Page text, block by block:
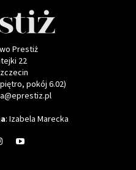
Prestiż
22
pokój 6.02)
: Izabela Marecka